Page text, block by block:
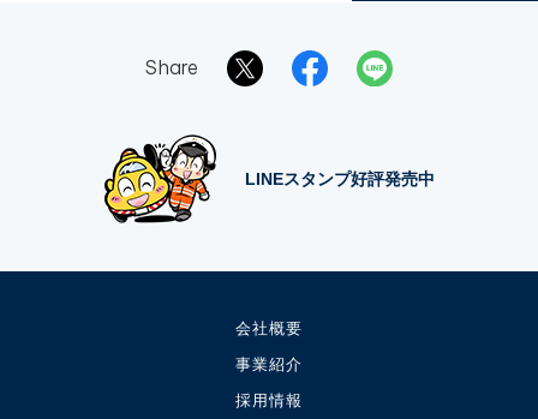
Share
LINEスタンプ好評発売中
会社概要
事業紹介
採用情報